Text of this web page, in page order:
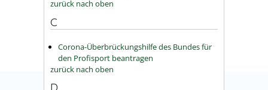
zurück nach oben
C
Corona-Überbrückungshilfe des Bundes für
den Profisport beantragen
zurück nach oben